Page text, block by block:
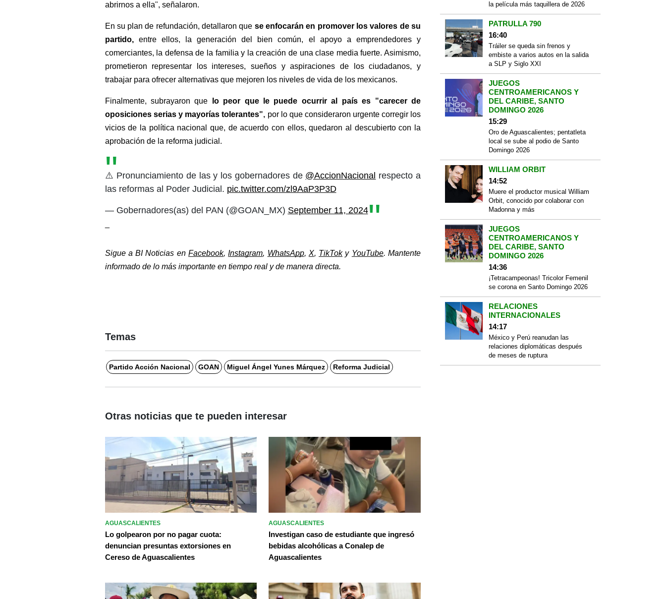
abrirnos a ella", señalaron.
En su plan de refundación, detallaron que se enfocarán en promover los valores de su
partido, entre ellos, la generación del bien común, el apoyo a emprendedores y
comerciantes, la defensa de la familia y la creación de una clase media fuerte. Asimismo,
prometieron representar los intereses, sueños y aspiraciones de los ciudadanos, y
trabajar para ofrecer alternativas que mejoren los niveles de vida de los mexicanos.
Finalmente, subrayaron que lo peor que le puede ocurrir al país es "carecer de
oposiciones serias y mayorías tolerantes", por lo que consideraron urgente corregir los
vicios de la política nacional que, de acuerdo con ellos, quedaron al descubierto con la
aprobación de la reforma judicial.
⚠️ Pronunciamiento de las y los gobernadores de @AccionNacional respecto a
las reformas al Poder Judicial. pic.twitter.com/zl9AaP3P3D
— Gobernadores(as) del PAN (@GOAN_MX) September 11, 2024
Sigue a BI Noticias en Facebook, Instagram, WhatsApp, X, TikTok y YouTube. Mantente
informado de lo más importante en tiempo real y de manera directa.
Temas
Partido Acción Nacional GOAN Miguel Ángel Yunes Márquez Reforma Judicial
la película más taquillera de 2026
PATRULLA 790
16:40
Tráiler se queda sin frenos y
embiste a varios autos en la salida
a SLP y Siglo XXI
JUEGOS
CENTROAMERICANOS Y
DEL CARIBE, SANTO
DOMINGO 2026
15:29
Oro de Aguascalientes; pentatleta
local se sube al podio de Santo
Domingo 2026
WILLIAM ORBIT
14:52
Muere el productor musical William
Orbit, conocido por colaborar con
Madonna y más
JUEGOS
CENTROAMERICANOS Y
DEL CARIBE, SANTO
DOMINGO 2026
14:36
¡Tetracampeonas! Tricolor Femenil
se corona en Santo Domingo 2026
RELACIONES
INTERNACIONALES
14:17
México y Perú reanudan las
relaciones diplomáticas después
de meses de ruptura
Otras noticias que te pueden interesar
AGUASCALIENTES
Lo golpearon por no pagar cuota:
denuncian presuntas extorsiones en
Cereso de Aguascalientes
AGUASCALIENTES
Investigan caso de estudiante que ingresó
bebidas alcohólicas a Conalep de
Aguascalientes